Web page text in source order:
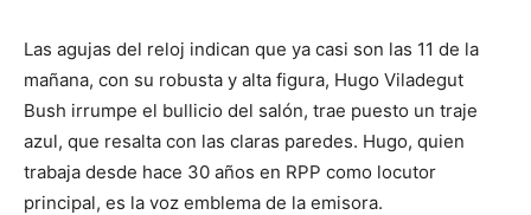
Las agujas del reloj indican que ya casi son las 11 de la
mañana, con su robusta y alta figura, Hugo Viladegut
Bush irrumpe el bullicio del salón, trae puesto un traje
azul, que resalta con las claras paredes. Hugo, quien
trabaja desde hace 30 años en RPP como locutor
principal, es la voz emblema de la emisora.